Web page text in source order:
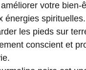
votre bien-
énergies spirituelles.
les pieds sur
conscient et